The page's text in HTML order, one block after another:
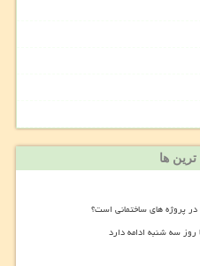
ترین ها
پروژه های ساختمانی است؟